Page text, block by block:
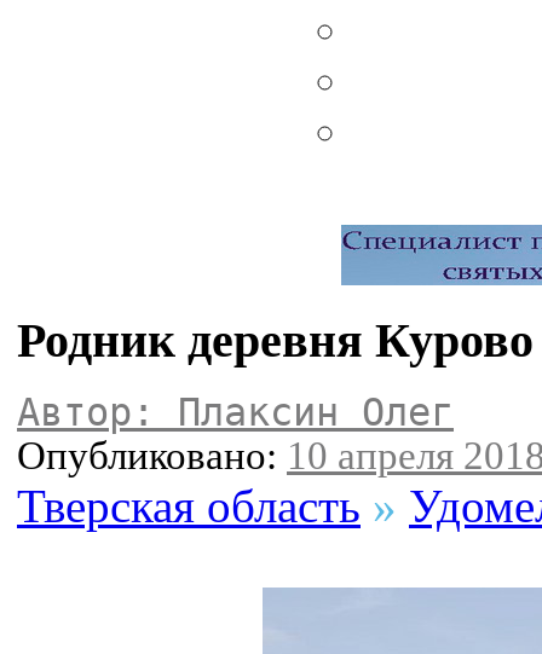
Родник деревня Курово
Автор: Плаксин Олег
Опубликовано: 10 апреля
Тверская область »